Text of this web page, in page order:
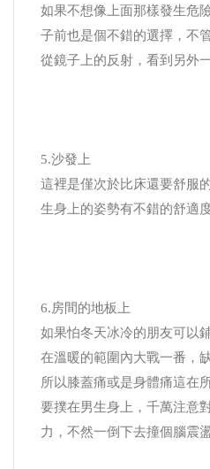
如果不想像上面那樣發生危
子前也是個不錯的選擇，不
從鏡子上的反射，看到另外
5.沙發上
這裡是僅次於比床還要舒服
生身上的姿勢有不錯的舒適度
6.房間的地板上
如果怕冬天冰冷的朋友可以
在溫暖的範圍內大戰一番，
所以膝蓋痛或是身體痛這在
要撲在男生身上，千萬注意
力，不然一倒下去撞個腦震